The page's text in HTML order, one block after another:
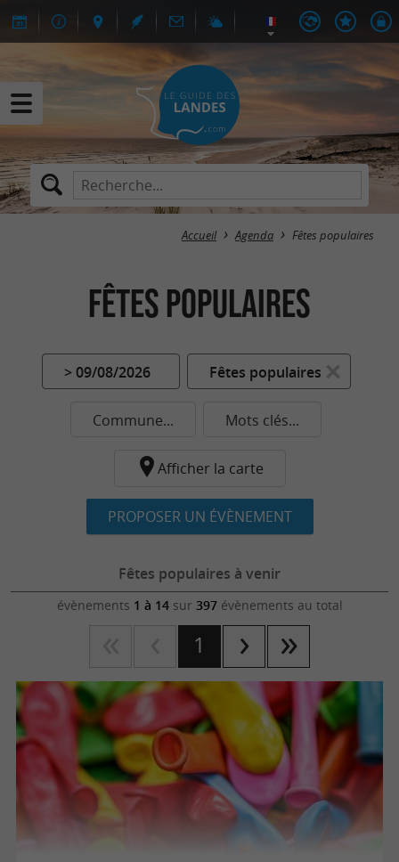
Accueil Agenda Fêtes populaires
Fêtes populaires
> 09/08/2026 Fêtes populaires
Commune... Mots clés...
Afficher la carte
PROPOSER UN ÉVÈNEMENT
Fêtes populaires à venir
évènements 1 à 14sur 397évènements au total
1